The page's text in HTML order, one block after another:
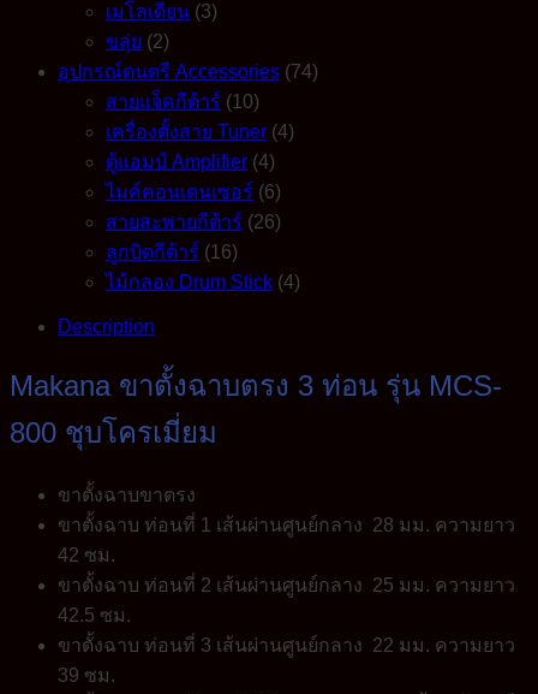
เมโลเดียน (3)
ขลุ่ย (2)
อุปกรณ์ดนตรี Accessories (74)
สายแจ็คกีต้าร์ (10)
เครื่องตั้งสาย Tuner (4)
ตู้แอมป์ Amplifier (4)
ไมค์คอนเดนเซอร์ (6)
สายสะพายกีต้าร์ (26)
ลูกบิดกีต้าร์ (16)
ไม้กลอง Drum Stick (4)
Description
Makana ขาตั้งฉาบตรง 3 ท่อน รุ่น MCS-
800 ชุบโครเมี่ยม
ขาตั้งฉาบขาตรง
ขาตั้งฉาบ ท่อนที่ 1 เส้นผ่านศูนย์กลาง 28 มม. ความยาว
42 ซม.
ขาตั้งฉาบ ท่อนที่ 2 เส้นผ่านศูนย์กลาง 25 มม. ความยาว
42.5 ซม.
ขาตั้งฉาบ ท่อนที่ 3 เส้นผ่านศูนย์กลาง 22 มม. ความยาว
39 ซม.